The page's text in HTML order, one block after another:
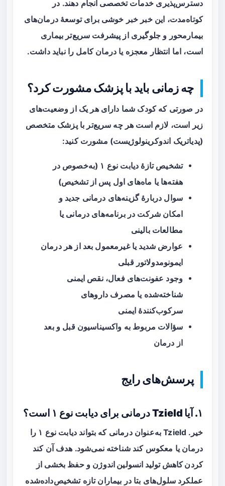
دسترس‌پذیری خدمات تخصصی انجام دهند. در
کوتاه‌مدت، این خبر خبر خوشی برای توسعهٔ درمان‌های
بیمار‌محور و جلوگیری از پیشرفت سریع‌تر بیماری
است، اما انتظار معجزه یا درمان کامل را نباید داشت.
چه زمانی باید با پزشک مشورت کرد؟
در صورتی که کودک شما دارای هر یک از وضعیت‌های
زیر است، لازم است هر چه سریع‌تر با پزشک متخصص
(پدیاتریک اندوکرینولوژیست) مشورت کنید:
تشخیص تازهٔ دیابت نوع ۱ (به‌خصوص در
هفته‌ها یا ماه‌های اول پس از تشخیص)
سوال دربارهٔ گزینه‌های درمانی جدید و
امکان شرکت در برنامه‌های درمانی یا
مطالعات بالینی
عوارض شدید یا غیرمعمول بعد از هر درمان
ایمونومدولاتور قبلی
وجود عفونت‌های فعال، نقص ایمنی
شناخته‌شده یا مصرف داروهای
سرکوب‌کنندهٔ ایمنی
سؤالات مربوط به واکسیناسیون قبل و بعد
از درمان
پرسش‌های رایج
۱. آیا Tzield درمانی برای دیابت نوع ۱ است؟
خیر. Tzield به‌عنوان درمانی که بتواند دیابت نوع ۱ را
درمان یا معکوس کند شناخته نمی‌شود. هدف آنکند
کردن کاهش تولید انسولین اندوژن و حفظ بخشی از
عملکرد سلول‌های بتا در بیماران تازه تشخیص‌داده‌شده